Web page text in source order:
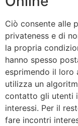
Ciò consente alle
privateness e di
la propria
hanno spesso
esprimendo il loro
utilizza un
contatto gli utenti
interessi. Per il
fare incontri